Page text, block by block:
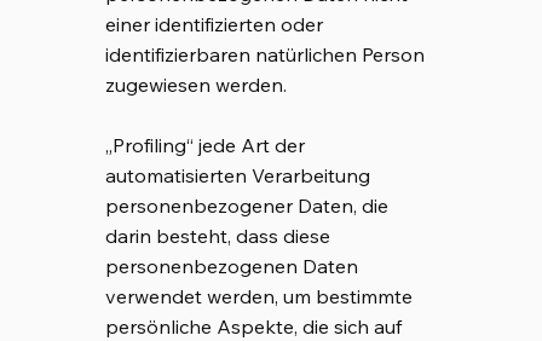
einer identifizierten oder
identifizierbaren natürlichen Person
zugewiesen werden.
„Profiling“ jede Art der
automatisierten Verarbeitung
personenbezogener Daten, die
darin besteht, dass diese
personenbezogenen Daten
verwendet werden, um bestimmte
persönliche Aspekte, die sich auf